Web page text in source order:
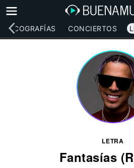
DISCOGRAFÍAS CONCIERTOS
LETRA
Fantasías